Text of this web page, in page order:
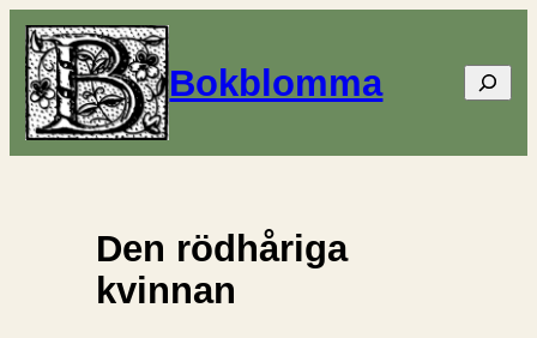
Bokblomma Sök
Den rödhåriga
kvinnan